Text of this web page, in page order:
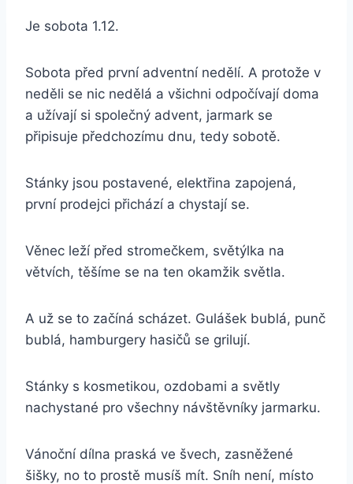
Je sobota 1.12.
Sobota před první adventní nedělí. A protože v
neděli se nic nedělá a všichni odpočívají doma
a užívají si společný advent, jarmark se
připisuje předchozímu dnu, tedy sobotě.
Stánky jsou postavené, elektřina zapojená,
první prodejci přichází a chystají se.
Věnec leží před stromečkem, světýlka na
větvích, těšíme se na ten okamžik světla.
A už se to začíná scházet. Gulášek bublá, punč
bublá, hamburgery hasičů se grilují.
Stánky s kosmetikou, ozdobami a světly
nachystané pro všechny návštěvníky jarmarku.
Vánoční dílna praská ve švech, zasněžené
šišky, no to prostě musíš mít. Sníh není, místo